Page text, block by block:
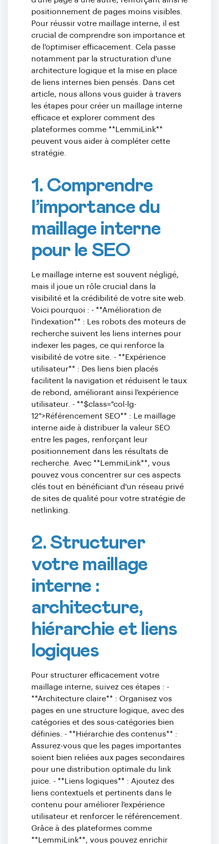
positionnement de pages moins visibles.
Pour réussir votre maillage interne, il est
crucial de comprendre son importance et
de l'optimiser efficacement. Cela passe
notamment par la structuration d'une
architecture logique et la mise en place
de liens internes bien pensés. Dans cet
article, nous allons vous guider à travers
les étapes pour créer un maillage interne
efficace et explorer comment des
plateformes comme **LemmiLink**
peuvent vous aider à compléter cette
stratégie.
1. Comprendre
l’importance du
maillage interne
pour le SEO
Le maillage interne est souvent négligé,
mais il joue un rôle crucial dans la
visibilité et la crédibilité de votre site web.
Voici pourquoi : - **Amélioration de
l'indexation** : Les robots des moteurs de
recherche suivent les liens internes pour
indexer les pages, ce qui renforce la
visibilité de votre site. - **Expérience
utilisateur** : Des liens bien placés
facilitent la navigation et réduisent le taux
de rebond, améliorant ainsi l'expérience
utilisateur. - **$class="col-lg-
12">Référencement SEO** : Le maillage
interne aide à distribuer la valeur SEO
entre les pages, renforçant leur
positionnement dans les résultats de
recherche. Avec **LemmiLink**, vous
pouvez vous concentrer sur ces aspects
clés tout en bénéficiant d'un réseau privé
de sites de qualité pour votre stratégie de
netlinking.
2. Structurer
votre maillage
interne :
architecture,
hiérarchie et liens
logiques
Pour structurer efficacement votre
maillage interne, suivez ces étapes : -
**Architecture claire** : Organisez vos
pages en une structure logique, avec des
catégories et des sous-catégories bien
définies. - **Hiérarchie des contenus** :
Assurez-vous que les pages importantes
soient bien reliées aux pages secondaires
pour une distribution optimale du link
juice. - **Liens logiques** : Ajoutez des
liens contextuels et pertinents dans le
contenu pour améliorer l'expérience
utilisateur et renforcer le référencement.
Grâce à des plateformes comme
**LemmiLink**, vous pouvez enrichir